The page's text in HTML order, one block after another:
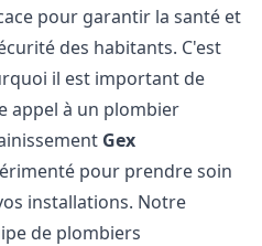
pour garantir la santé et
des habitants. C'est
il est important de
appel à un plombier
Gex
pour prendre soin
installations. Notre
de plombiers